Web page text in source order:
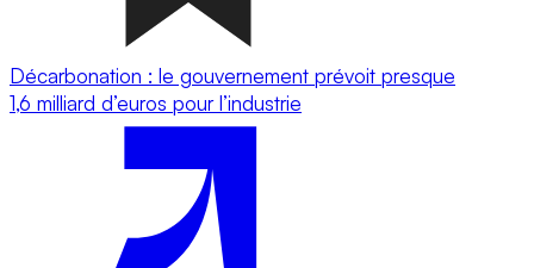
Décarbonation : le gouvernement prévoit presque
1,6 milliard d’euros pour l’industrie